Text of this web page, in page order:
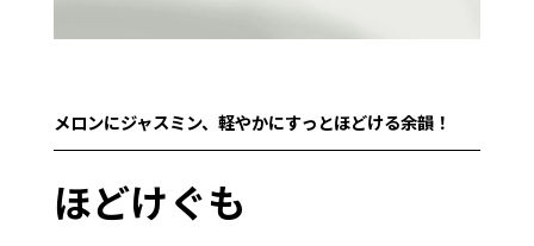
メロンにジャスミン、軽やかにすっとほどける余韻！
ほどけぐも